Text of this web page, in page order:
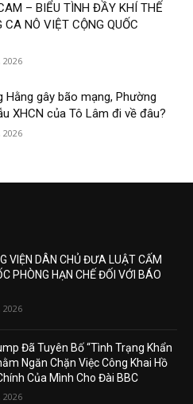
– BIỂU TÌNH ĐẦY KHÍ THẾ
CA NÔ VIỆT CỘNG QUỐC
2026
Hằng gây bão mạng, Phường
XHCN của Tô Lâm đi về đâu?
2026
VIỆN DÂN CHỦ ĐƯA LUẬT CẤM
PHÒNG HẠN CHẾ ĐỐI VỚI BÁO
2026
Đã Tuyên Bố “Tình Trạng Khẩn
Ngăn Chặn Việc Công Khai Hồ
Của Mình Cho Đài BBC
2026